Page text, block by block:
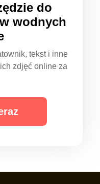
do
wodnych
tekst i inne
zdjęć online za